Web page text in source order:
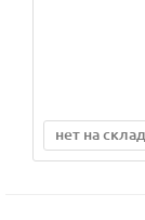
нет на